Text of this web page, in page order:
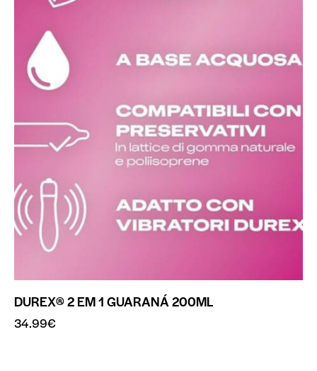
DUREX® 2 EM 1 GUARANÁ 200ML
34.99€